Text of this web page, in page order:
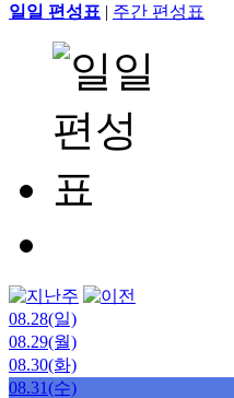
일일 편성표 | 주간 편성표
08.28(일)
08.29(월)
08.30(화)
08.31(수)